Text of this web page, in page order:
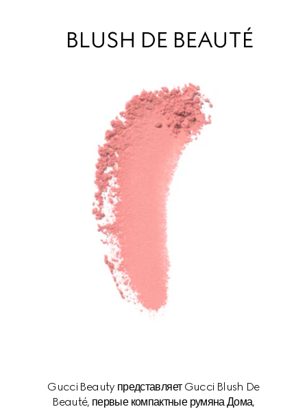
BLUSH DE BEAUTÉ
Gucci Beauty представляет Gucci Blush De
Beauté, первые компактные румяна Дома,